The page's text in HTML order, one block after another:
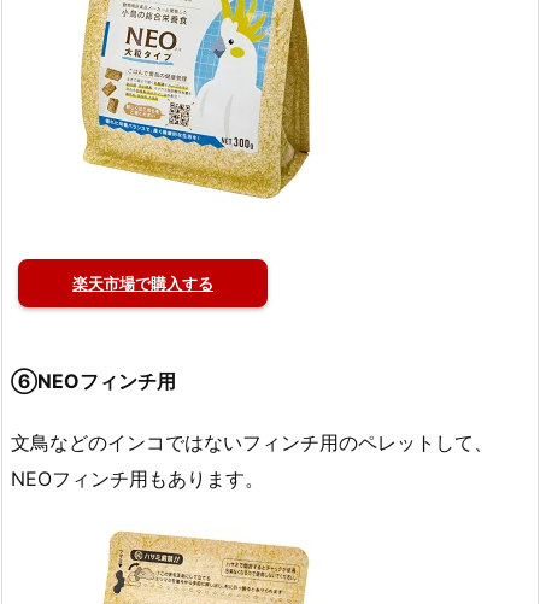
楽天市場で購入する
⑥NEOフィンチ用
文鳥などのインコではないフィンチ用のペレットして、
NEOフィンチ用もあります。